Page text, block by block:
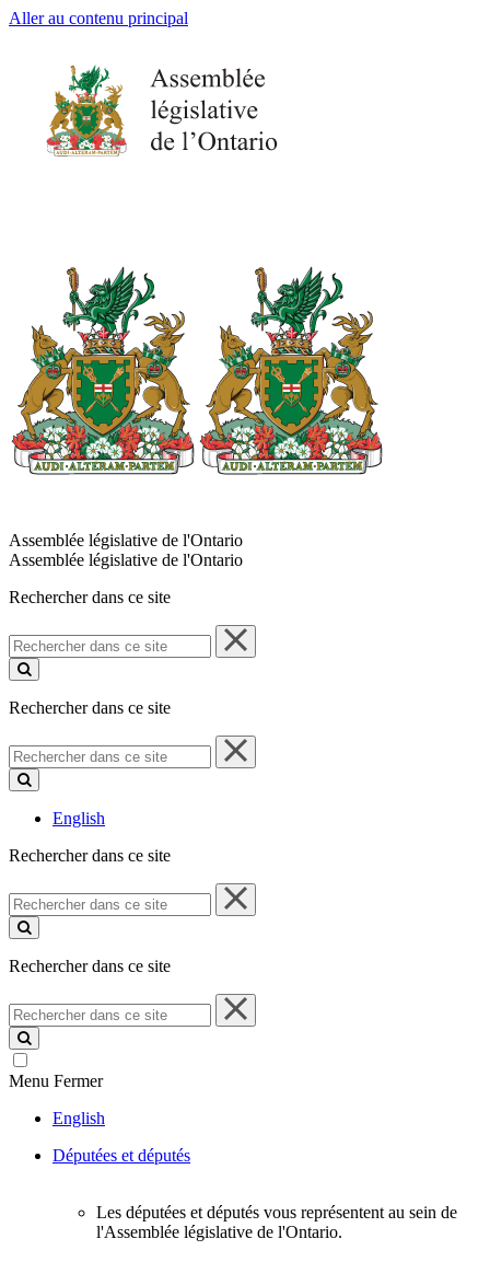
Aller au contenu principal
Assemblée législative de l'Ontario
Assemblée législative de l'Ontario
Rechercher dans ce site
Rechercher
dans
ce
Rechercher dans ce site
Rechercher
dans
ce
English
Rechercher dans ce site
Rechercher
dans
ce
Rechercher dans ce site
Rechercher
dans
ce
site
Menu Fermer
English
Députées et députés
Les députées et députés vous représentent au sein de
l'Assemblée législative de l'Ontario.